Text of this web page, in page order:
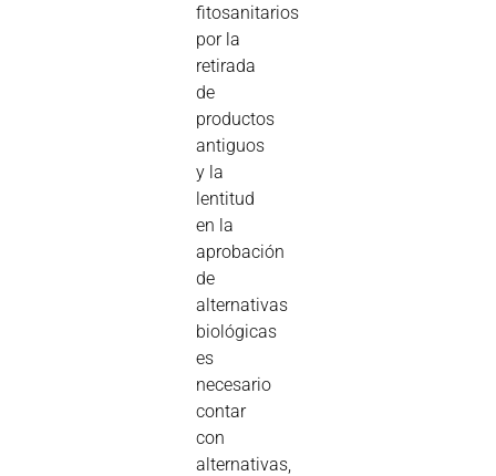
fitosanitarios
por la
retirada
de
productos
antiguos
y la
lentitud
en la
aprobación
de
alternativas
biológicas
es
necesario
contar
con
alternativas,